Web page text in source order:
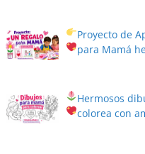
Proyecto de
para Mamá
Hermosos
colorea con